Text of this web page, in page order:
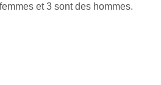
et 3 sont des hommes.